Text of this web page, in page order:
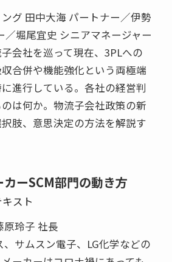
グ 田中大海 パートナー／伊勢
／堀尾宜史 シニアマネージャー
会社を巡って現在、3PLへの
合併や機能強化という両極端
進行している。各社の経営判
は何か。物流子会社政策の新
肢、意思決定の方法を解説す
ーSCM部門の動き方
スト
原玲子 社長
サムスン電子、LG化学などの